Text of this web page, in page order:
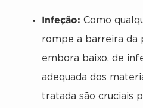
Infeção: Como
rompe a barreira da
embora baixo, de
adequada dos
tratada são cruciais